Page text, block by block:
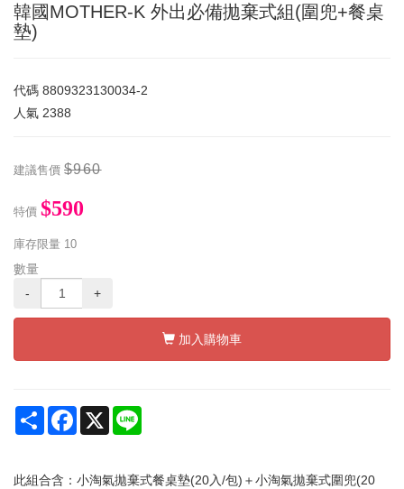
韓國MOTHER-K 外出必備拋棄式組(圍兜+餐桌
墊)
代碼 8809323130034-2
人氣 2388
建議售價 $960
特價 $590
庫存限量 10
數量
-
+
加入購物車
Share Facebook
X
此組合含：小淘氣拋棄式餐桌墊(20入/包)＋小淘氣拋棄式圍兜(20